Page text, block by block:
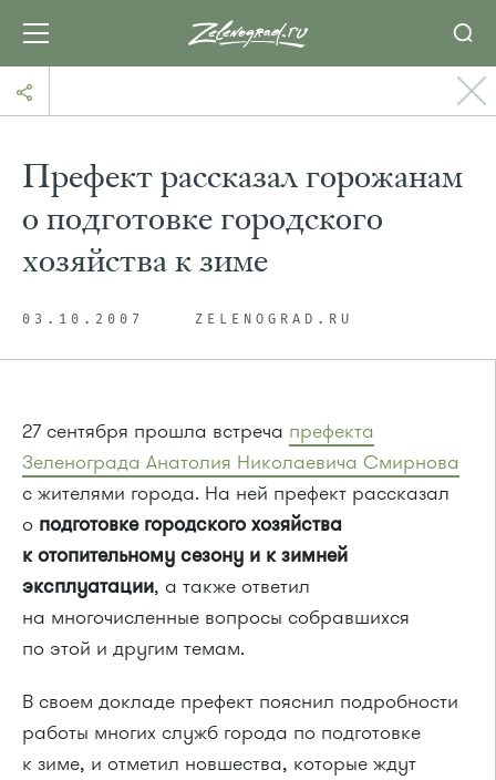
Префект рассказал горожанам
о подготовке городского
хозяйства к зиме
03.10.2007 ZELENOGRAD.RU
27 сентября прошла встреча префекта
Зеленограда Анатолия Николаевича Смирнова
с жителями города. На ней префект рассказал
о подготовке городского хозяйства
к отопительному сезону и к зимней
эксплуатации, а также ответил
на многочисленные вопросы собравшихся
по этой и другим темам.
В своем докладе префект пояснил подробности
работы многих служб города по подготовке
к зиме, и отметил новшества, которые ждут